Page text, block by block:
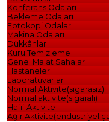
Konferans Odaları
Bekleme Odaları
Fotokopi Odaları
Makina Odaları
Dükkânlar
Kuru Temizleme
Genel Malat Sahaları
Hastaneler
Laboratuvarlar
Normal Aktivite(sigarasız)
Normal aktivite(sigaralı)
Hafif Aktivite
Ağır Aktivite(endüstriyel